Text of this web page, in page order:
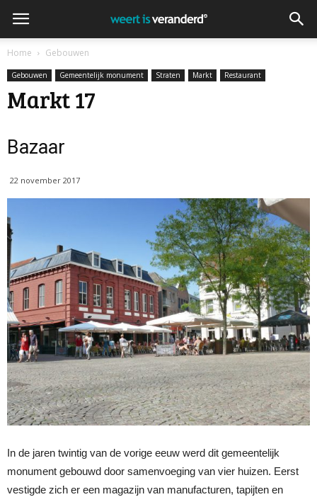
Home Gebouwen
Gebouwen Gemeentelijk monument Straten Markt Restaurant
Markt 17
Bazaar
22 november 2017
In de jaren twintig van de vorige eeuw werd dit gemeentelijk
monument gebouwd door samenvoeging van vier huizen. Eerst
vestigde zich er een magazijn van manufacturen, tapijten en